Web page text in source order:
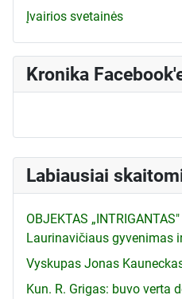
Įvairios svetainės
Kronika
Labiausiai
OBJEKTAS
Laurinavičiaus gyvenimas
Vyskupas Jonas
Kun. R. Grigas: buvo verta